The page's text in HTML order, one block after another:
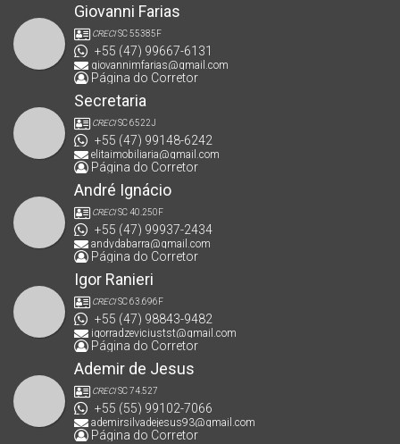
Giovanni Farias
CRECISC 55385F
+55 (47) 99667-6131
giovannimfarias@gmail.com
Página do Corretor
Secretaria
CRECISC 6522J
+55 (47) 99148-6242
elitaimobiliaria@gmail.com
Página do Corretor
André Ignácio
CRECISC 40.250F
+55 (47) 99937-2434
andydabarra@gmail.com
Página do Corretor
Igor Ranieri
CRECISC 63.696F
+55 (47) 98843-9482
igorradzeviciustst@gmail.com
Página do Corretor
Ademir de Jesus
CRECISC 74.527
+55 (55) 99102-7066
ademirsilvadejesus93@gmail.com
Página do Corretor